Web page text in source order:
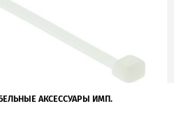
АКСЕССУАРЫ ИМП.